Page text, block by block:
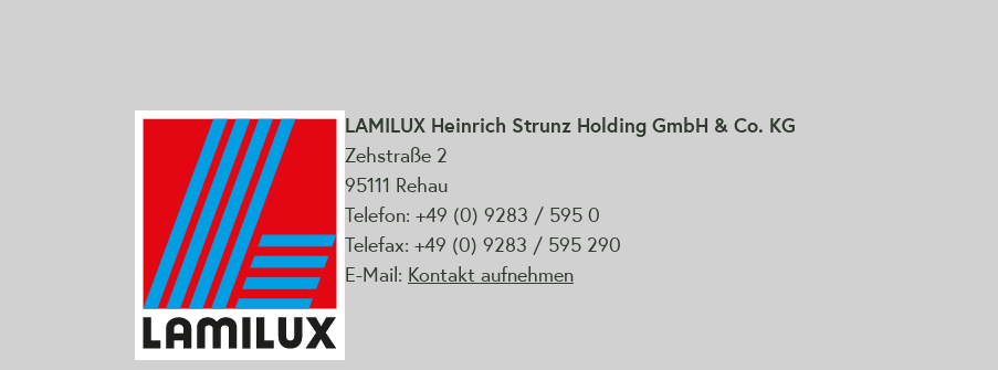
LAMILUX Heinrich Strunz Holding GmbH & Co. KG
Zehstraße 2
95111 Rehau
Telefon: +49 (0) 9283 / 595 0
Telefax: +49 (0) 9283 / 595 290
E-Mail: Kontakt aufnehmen